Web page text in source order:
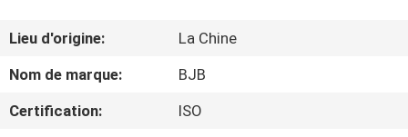
SUJET
DE
NOUS
Lieu d'origine:
La Chine
Nom de marque:
BJB
Certification:
ISO